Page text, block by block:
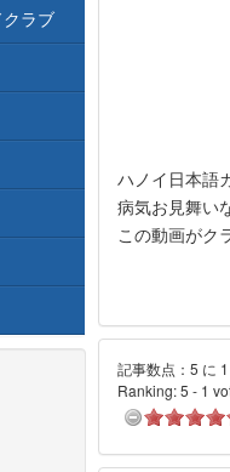
ハノイ日本語
病気お見舞い
この動画がク
記事数点：5 に
Ranking:5 - 1
ラブ